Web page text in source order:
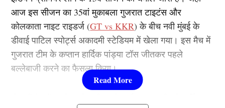
आज इस सीजन का 35वां मुकाबला गुजरात टाइटंस और
कोलकाता नाइट राइडर्ज (GT vs KKR) के बीच नवी मुंबई के
डीवाई पाटिल स्पोर्ट्स अकादमी स्टेडियम में खेला गया। इस मैच में
गुजरात टीम के कप्तान हार्दिक पांड्या टॉस जीतकर पहले
बल्लेबाजी करने का फैसला किया।